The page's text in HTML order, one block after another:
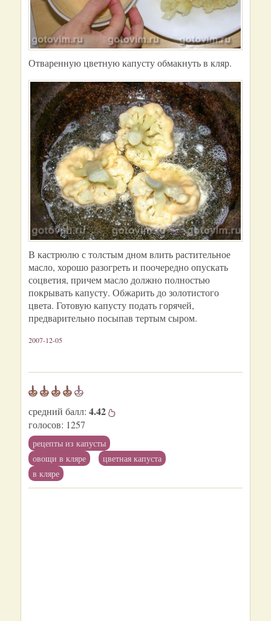
Отваренную цветную капусту обмакнуть в кляр.
В кастрюлю с толстым дном влить растительное
масло, хорошо разогреть и поочередно опускать
соцветия, причем масло должно полностью
покрывать капусту. Обжарить до золотистого
цвета. Готовую капусту подать горячей,
предварительно посыпав тертым сыром.
2007-12-05
средний балл: 4.42
голосов: 1257
рецепты из капусты
овощи в кляре
цветная капуста
в кляре